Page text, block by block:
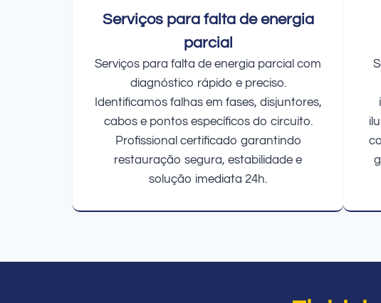
Serviços para falta de energia
parcial
Serviços para falta de energia parcial com
diagnóstico rápido e preciso.
Identificamos falhas em fases, disjuntores,
cabos e pontos específicos do circuito.
Profissional certificado garantindo
restauração segura, estabilidade e
solução imediata 24h.